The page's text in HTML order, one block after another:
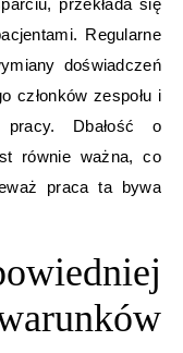
przekłada się
Regularne
doświadczeń
członków zespołu i
pracy. Dbałość o
równie ważna, co
praca ta bywa